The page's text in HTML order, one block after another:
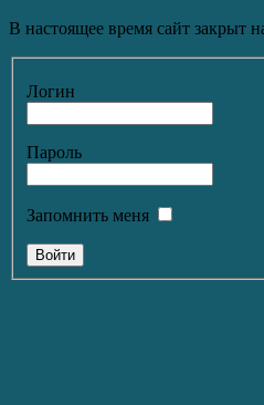
В настоящее время сайт закрыт
Логин
Пароль
Запомнить меня